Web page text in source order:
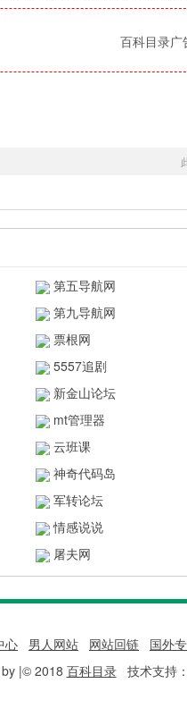
百科目录
第五导航网
第九导航网
票根网
5557追剧
新金山论坛
mt管理器
云班课
神奇代码岛
军转论坛
情感说说
屠夫网
心 男人网站 网站回链
国外
|© 2018 百科目录技术支持